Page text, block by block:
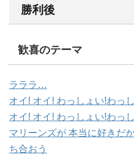
勝利後
歓喜のテーマ
ラララ…
オイ! オイ! わっしょい!わっ
オイ! オイ! わっしょい!わっ
マリーンズが 本当に好きだ
ち合おう